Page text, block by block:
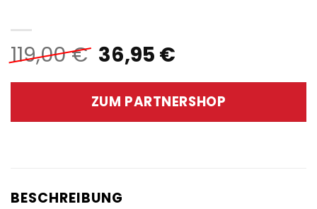
119,00€ Ursprünglicher
Preis
war:
119,00 €
36,95 €Aktueller
ist:
36,95 €.
ZUM PARTNERSHOP
BESCHREIBUNG